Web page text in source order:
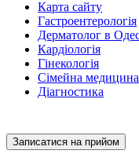
Карта сайту
Гастроентерологія
Дерматолог в
Кардіологія
Гінекологія
Сімейна медицина
Діагностика
Записатися на прийом